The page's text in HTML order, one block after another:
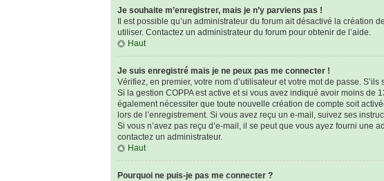
Je souhaite m’enregistrer, mais je n’y parviens pas !
Il est possible qu’un administrateur du forum ait désactivé la
utiliser. Contactez un administrateur du forum pour obtenir de l’aide.
Haut
Je suis enregistré mais je ne peux pas me connecter !
Vérifiez, en premier, votre nom d’utilisateur et votre mot de passe.
Si la gestion COPPA est active et si vous avez indiqué avoir moins de
également nécessiter que toute nouvelle création de compte soit
lors de l’enregistrement. Si vous avez reçu un e-mail, suivez ses
Si vous n’avez pas reçu d’e-mail, il se peut que vous ayez fourni une
contactez un administrateur.
Haut
Pourquoi ne puis-je pas me connecter ?